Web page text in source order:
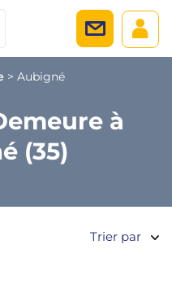
> Aubigné
à
(35)
Trier par